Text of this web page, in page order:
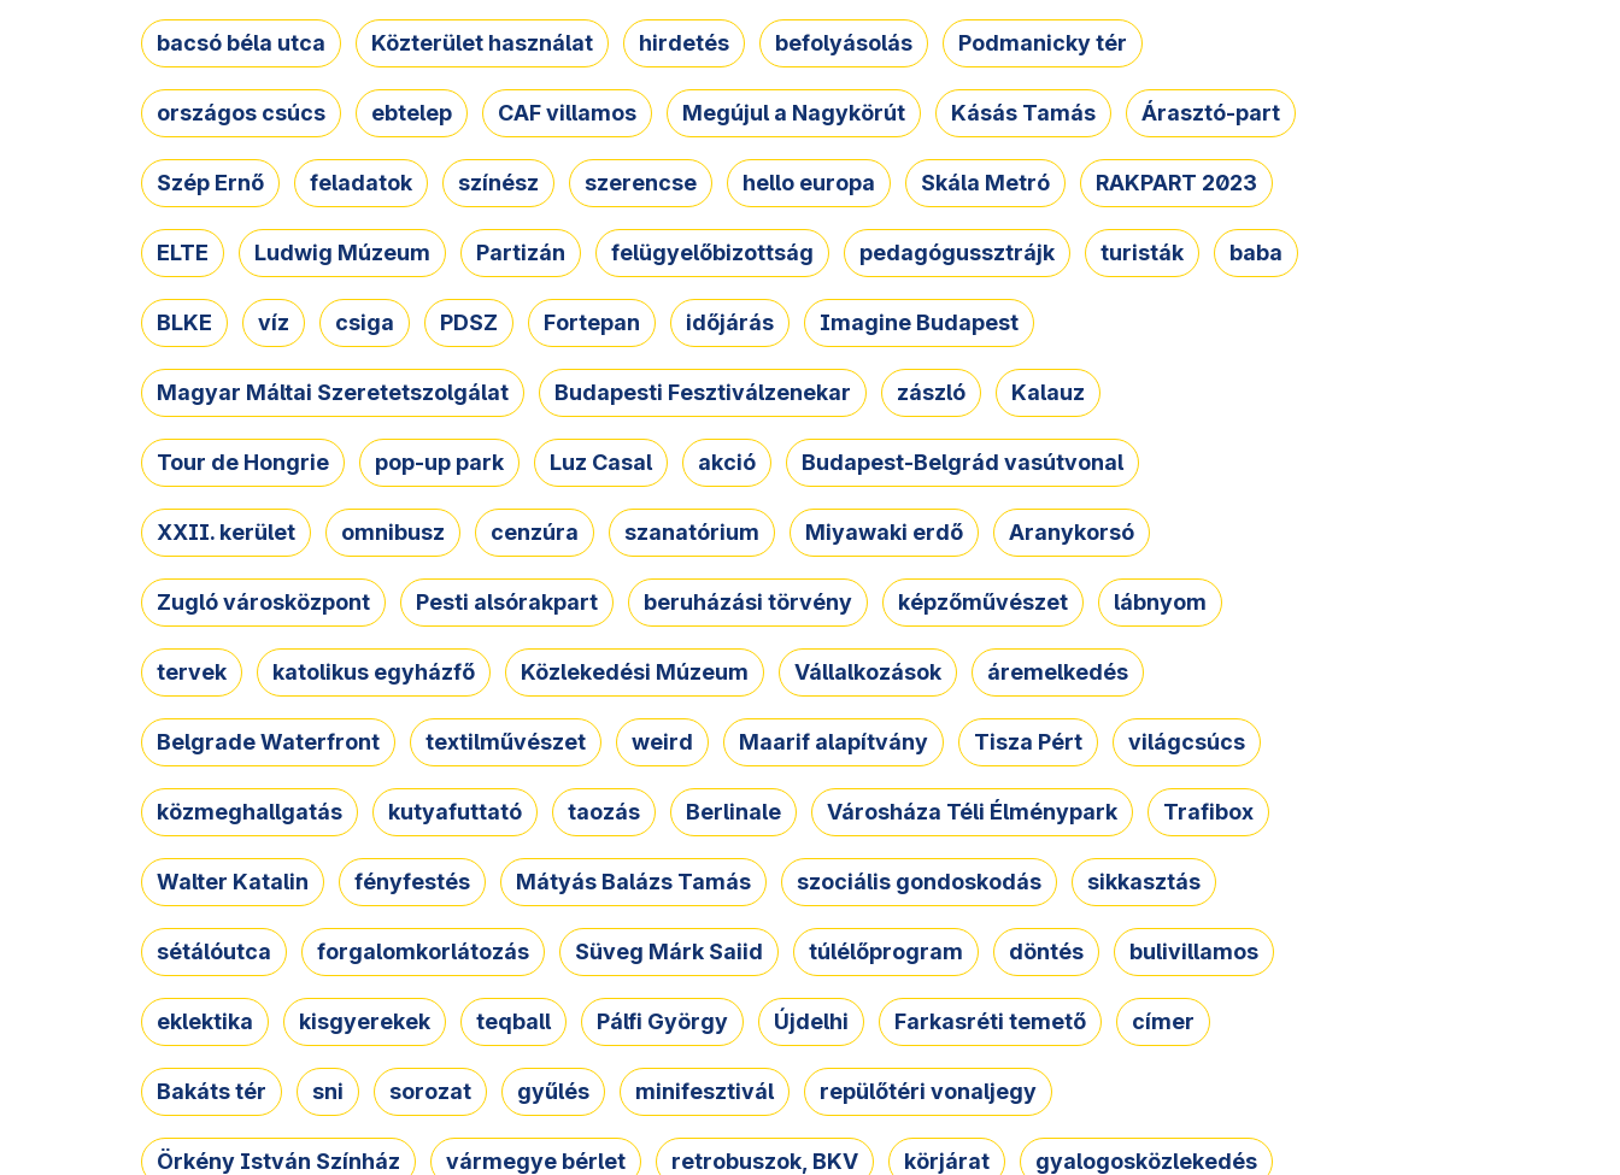
bacsó béla utca Közterület használat hirdetés befolyásolás Podmanicky tér
országos csúcs ebtelep CAF villamos Megújul a Nagykörút Kásás Tamás Árasztó-part
Szép Ernő feladatok színész szerencse hello europa Skála Metró RAKPART 2023
ELTE Ludwig Múzeum Partizán felügyelőbizottság pedagógussztrájk turisták baba
BLKE víz csiga PDSZ Fortepan időjárás Imagine Budapest
Magyar Máltai Szeretetszolgálat Budapesti Fesztiválzenekar zászló Kalauz
Tour de Hongrie pop-up park Luz Casal akció Budapest-Belgrád vasútvonal
XXII. kerület omnibusz cenzúra szanatórium Miyawaki erdő Aranykorsó
Zugló városközpont Pesti alsórakpart beruházási törvény képzőművészet lábnyom
tervek katolikus egyházfő Közlekedési Múzeum Vállalkozások áremelkedés
Belgrade Waterfront textilművészet weird Maarif alapítvány Tisza Pért világcsúcs
közmeghallgatás kutyafuttató taozás Berlinale Városháza Téli Élménypark Trafibox
Walter Katalin fényfestés Mátyás Balázs Tamás szociális gondoskodás sikkasztás
sétálóutca forgalomkorlátozás Süveg Márk Saiid túlélőprogram döntés bulivillamos
eklektika kisgyerekek teqball Pálfi György Újdelhi Farkasréti temető címer
Bakáts tér sni sorozat gyűlés minifesztivál repülőtéri vonaljegy
Örkény István Színház vármegye bérlet retrobuszok, BKV körjárat gyalogosközlekedés